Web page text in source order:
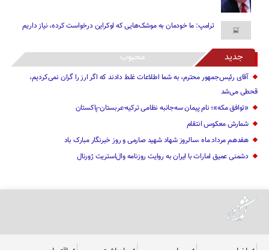
ترامپ: ما خودمان به موشک‌هایی که اوکراین درخواست کرده، نیاز داریم
جدید محبوب
آقای رئیس‌جمهور محترم، به شما اطلاعات غلط دادند که اگر ارز را گران نمی‌کردیم،
قحطی می‌شد
«توافق مکه»؛ نام پیمان سه‌جانبه نظامی ترکیه-عربستان-پاکستان
شمارش معکوس انتقام
هفدهم مرداد ماه ،سالروز شهاد شهید صارمی و روز خبرنگار مبارک باد
دشمنی عمیق امارات با ایران به روایت روزنامه وال‌استریت ژورنال